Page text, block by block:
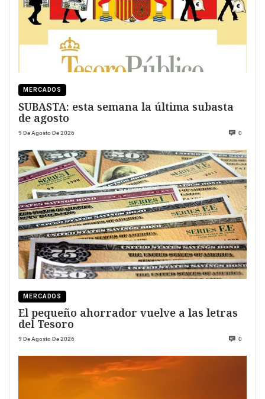
MERCADOS
SUBASTA: esta semana la última subasta
de agosto
9 De Agosto De 2026 0
MERCADOS
El pequeño ahorrador vuelve a las letras
del Tesoro
9 De Agosto De 2026 0